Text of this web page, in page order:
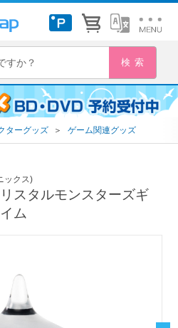
ターグッズ ＞ ゲーム関連グッズ
ックス)
スタルモンスターズギ
ム